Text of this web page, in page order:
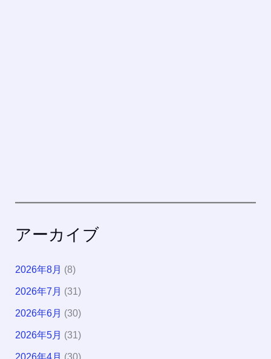
アーカイブ
2026年8月 (8)
2026年7月 (31)
2026年6月 (30)
2026年5月 (31)
2026年4月 (30)